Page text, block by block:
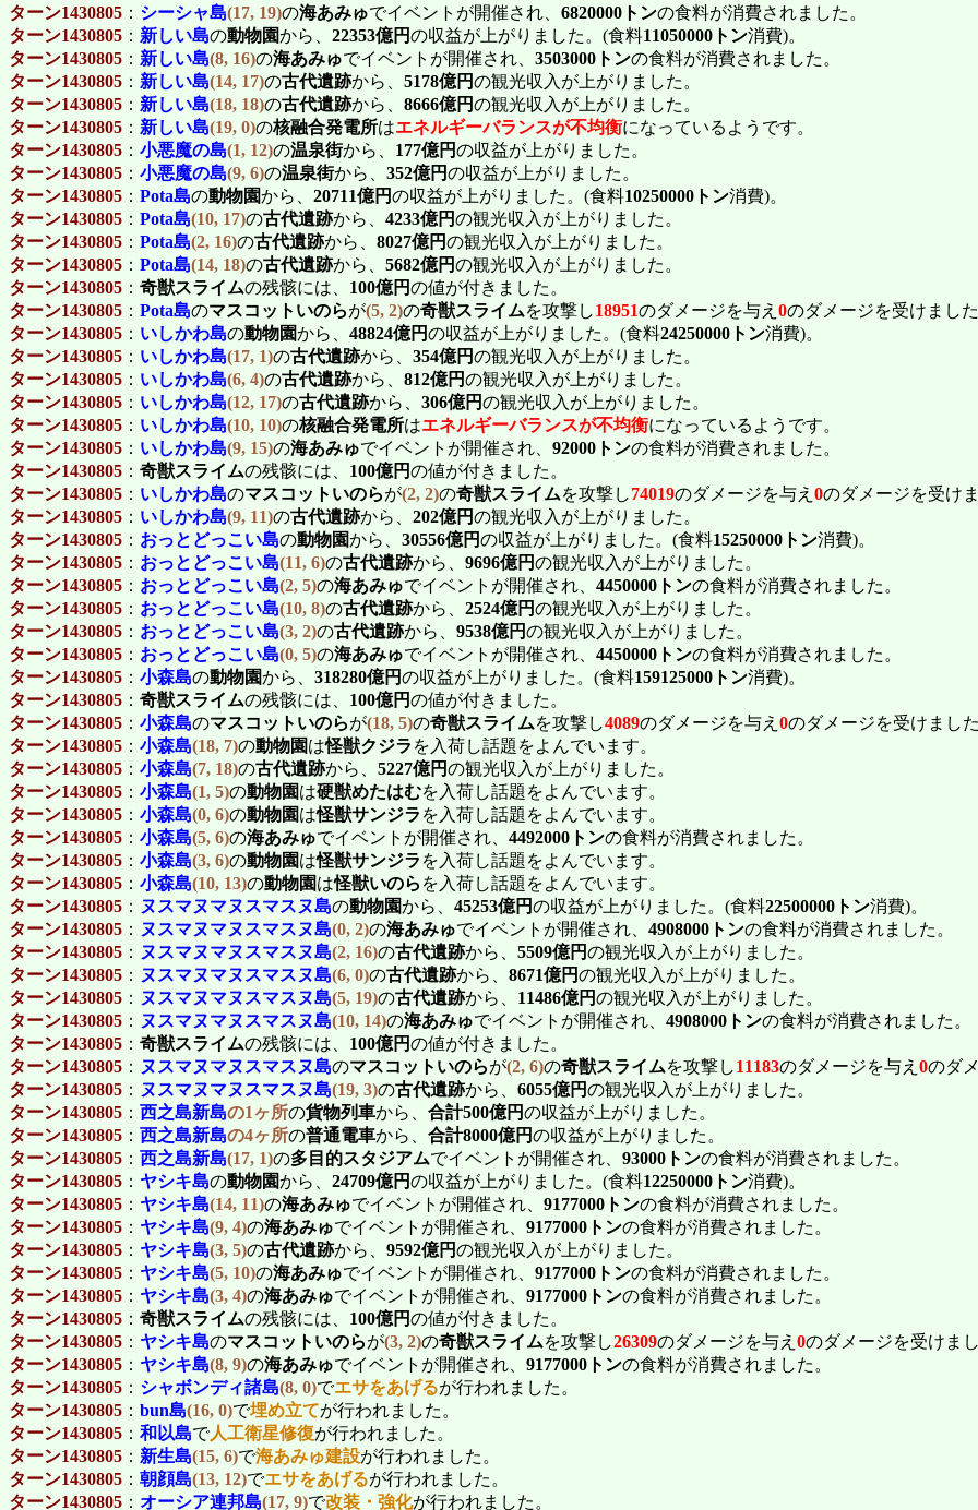
ターン1430805 ： シーシャ島(17, 19)の海あみゅでイベントが開催され、 6820000トンの食料が消費されました。
ターン1430805 ： 新しい島の動物園から、 22353億円の収益が上がりました。(食料11050000トン消費)。
ターン1430805 ： 新しい島(8, 16)の海あみゅでイベントが開催され、 3503000トンの食料が消費されました。
ターン1430805 ： 新しい島(14, 17)の古代遺跡から、 5178億円の観光収入が上がりました。
ターン1430805 ： 新しい島(18, 18)の古代遺跡から、 8666億円の観光収入が上がりました。
ターン1430805 ： 新しい島(19, 0)の核融合発電所はエネルギーバランスが不均衡になっているようです。
ターン1430805 ： 小悪魔の島(1, 12)の温泉街から、 177億円の収益が上がりました。
ターン1430805 ： 小悪魔の島(9, 6)の温泉街から、 352億円の収益が上がりました。
ターン1430805 ： Pota島の動物園から、 20711億円の収益が上がりました。(食料10250000トン消費)。
ターン1430805 ： Pota島(10, 17)の古代遺跡から、 4233億円の観光収入が上がりました。
ターン1430805 ： Pota島(2, 16)の古代遺跡から、 8027億円の観光収入が上がりました。
ターン1430805 ： Pota島(14, 18)の古代遺跡から、 5682億円の観光収入が上がりました。
ターン1430805 ： 奇獣スライムの残骸には、 100億円の値が付きました。
ターン1430805 ： Pota島のマスコットいのらが(5, 2)の奇獣スライムを攻撃し18951のダメージを与え 0のダメージを受けまし
ターン1430805 ： いしかわ島の動物園から、 48824億円の収益が上がりました。(食料24250000トン消費)。
ターン1430805 ： いしかわ島(17, 1)の古代遺跡から、 354億円の観光収入が上がりました。
ターン1430805 ： いしかわ島(6, 4)の古代遺跡から、 812億円の観光収入が上がりました。
ターン1430805 ： いしかわ島(12, 17)の古代遺跡から、 306億円の観光収入が上がりました。
ターン1430805 ： いしかわ島(10, 10)の核融合発電所はエネルギーバランスが不均衡になっているようです。
ターン1430805 ： いしかわ島(9, 15)の海あみゅでイベントが開催され、 92000トンの食料が消費されました。
ターン1430805 ： 奇獣スライムの残骸には、 100億円の値が付きました。
ターン1430805 ： いしかわ島のマスコットいのらが(2, 2)の奇獣スライムを攻撃し74019のダメージを与え 0のダメージを受け
ターン1430805 ： いしかわ島(9, 11)の古代遺跡から、 202億円の観光収入が上がりました。
ターン1430805 ： おっとどっこい島の動物園から、 30556億円の収益が上がりました。(食料15250000トン消費)。
ターン1430805 ： おっとどっこい島(11, 6)の古代遺跡から、 9696億円の観光収入が上がりました。
ターン1430805 ： おっとどっこい島(2, 5)の海あみゅでイベントが開催され、 4450000トンの食料が消費されました。
ターン1430805 ： おっとどっこい島(10, 8)の古代遺跡から、 2524億円の観光収入が上がりました。
ターン1430805 ： おっとどっこい島(3, 2)の古代遺跡から、 9538億円の観光収入が上がりました。
ターン1430805 ： おっとどっこい島(0, 5)の海あみゅでイベントが開催され、 4450000トンの食料が消費されました。
ターン1430805 ： 小森島の動物園から、 318280億円の収益が上がりました。(食料159125000トン消費)。
ターン1430805 ： 奇獣スライムの残骸には、 100億円の値が付きました。
ターン1430805 ： 小森島のマスコットいのらが(18, 5)の奇獣スライムを攻撃し4089のダメージを与え 0のダメージを受けまし
ターン1430805 ： 小森島(18, 7)の動物園は怪獣クジラ を入荷し話題をよんでいます。
ターン1430805 ： 小森島(7, 18)の古代遺跡から、 5227億円の観光収入が上がりました。
ターン1430805 ： 小森島(1, 5)の動物園は硬獣めたはむを入荷し話題をよんでいます。
ターン1430805 ： 小森島(0, 6)の動物園は怪獣サンジラ を入荷し話題をよんでいます。
ターン1430805 ： 小森島(5, 6)の海あみゅでイベントが開催され、 4492000トンの食料が消費されました。
ターン1430805 ： 小森島(3, 6)の動物園は怪獣サンジラ を入荷し話題をよんでいます。
ターン1430805 ： 小森島(10, 13)の動物園は怪獣いのら を入荷し話題をよんでいます。
ターン1430805 ： ヌスマヌマヌスマスヌ島の動物園から、 45253億円の収益が上がりました。(食料22500000トン消費)。
ターン1430805 ： ヌスマヌマヌスマスヌ島(0, 2)の海あみゅでイベントが開催され、 4908000トンの食料が消費されました。
ターン1430805 ： ヌスマヌマヌスマスヌ島(2, 16)の古代遺跡から、 5509億円の観光収入が上がりました。
ターン1430805 ： ヌスマヌマヌスマスヌ島(6, 0)の古代遺跡から、 8671億円の観光収入が上がりました。
ターン1430805 ： ヌスマヌマヌスマスヌ島(5, 19)の古代遺跡から、 11486億円の観光収入が上がりました。
ターン1430805 ： ヌスマヌマヌスマスヌ島(10, 14)の海あみゅでイベントが開催され、 4908000トンの食料が消費されました。
ターン1430805 ： 奇獣スライムの残骸には、 100億円の値が付きました。
ターン1430805 ： ヌスマヌマヌスマスヌ島のマスコットいのらが(2, 6)の奇獣スライムを攻撃し11183のダメージを与え 0のダ
ターン1430805 ： ヌスマヌマヌスマスヌ島(19, 3)の古代遺跡から、 6055億円の観光収入が上がりました。
ターン1430805 ： 西之島新島の1ヶ所の貨物列車から、 合計500億円の収益が上がりました。
ターン1430805 ： 西之島新島の4ヶ所の普通電車から、 合計8000億円の収益が上がりました。
ターン1430805 ： 西之島新島(17, 1)の多目的スタジアムでイベントが開催され、 93000トンの食料が消費されました。
ターン1430805 ： ヤシキ島の動物園から、 24709億円の収益が上がりました。(食料12250000トン消費)。
ターン1430805 ： ヤシキ島(14, 11)の海あみゅでイベントが開催され、 9177000トンの食料が消費されました。
ターン1430805 ： ヤシキ島(9, 4)の海あみゅでイベントが開催され、 9177000トンの食料が消費されました。
ターン1430805 ： ヤシキ島(3, 5)の古代遺跡から、 9592億円の観光収入が上がりました。
ターン1430805 ： ヤシキ島(5, 10)の海あみゅでイベントが開催され、 9177000トンの食料が消費されました。
ターン1430805 ： ヤシキ島(3, 4)の海あみゅでイベントが開催され、 9177000トンの食料が消費されました。
ターン1430805 ： 奇獣スライムの残骸には、 100億円の値が付きました。
ターン1430805 ： ヤシキ島のマスコットいのらが(3, 2)の奇獣スライムを攻撃し26309のダメージを与え 0のダメージを受けま
ターン1430805 ： ヤシキ島(8, 9)の海あみゅでイベントが開催され、 9177000トンの食料が消費されました。
ターン1430805 ： シャボンディ諸島(8, 0)でエサをあげるが行われました。
ターン1430805 ： bun島(16, 0)で埋め立てが行われました。
ターン1430805 ： 和以島で人工衛星修復が行われました。
ターン1430805 ： 新生島(15, 6)で海あみゅ建設が行われました。
ターン1430805 ： 朝顔島(13, 12)でエサをあげるが行われました。
ターン1430805 ： オーシア連邦島(17, 9)で改装・強化が行われました。